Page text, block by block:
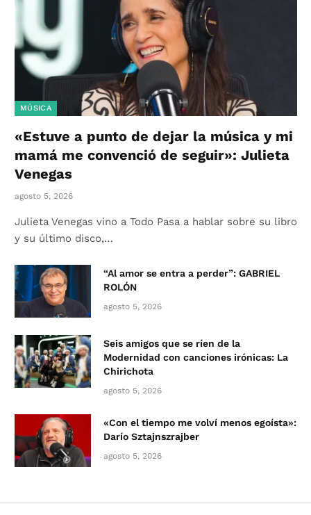
MÚSICA
«Estuve a punto de dejar la música y mi
mamá me convenció de seguir»: Julieta
Venegas
agosto 5, 2026
Julieta Venegas vino a Todo Pasa a hablar sobre su libro
y su último disco,…
“Al amor se entra a perder”: GABRIEL
ROLÓN
agosto 5, 2026
Seis amigos que se ríen de la
Modernidad con canciones irónicas: La
Chirichota
agosto 5, 2026
«Con el tiempo me volví menos egoísta»:
Darío Sztajnszrajber
agosto 5, 2026